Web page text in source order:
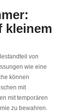
kleinem
von
wie eine
können
mit
mit temporären
zu bewahren.